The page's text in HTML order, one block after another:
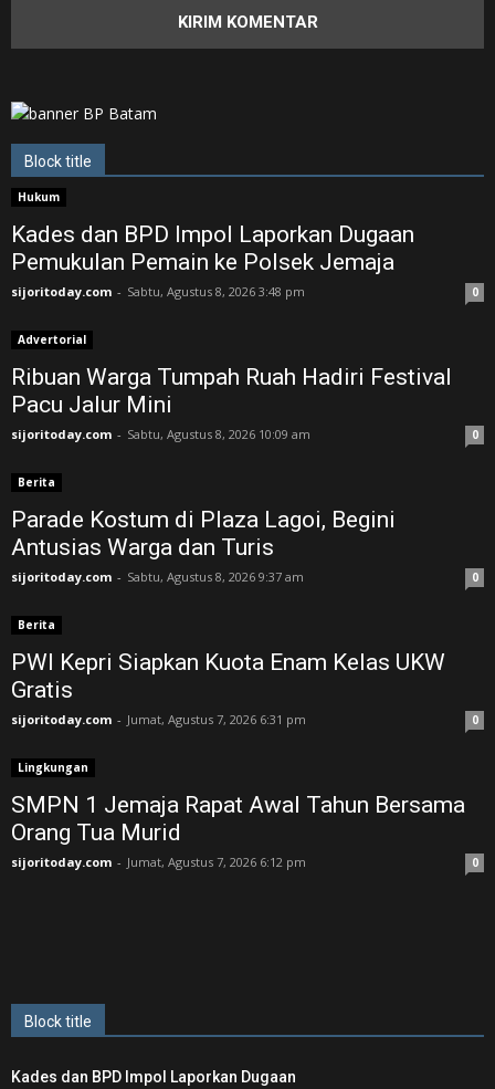
Block title
Hukum
Kades dan BPD Impol Laporkan Dugaan
Pemukulan Pemain ke Polsek Jemaja
sijoritoday.com - Sabtu, Agustus 8, 2026 3:48 pm 0
Advertorial
Ribuan Warga Tumpah Ruah Hadiri Festival
Pacu Jalur Mini
sijoritoday.com - Sabtu, Agustus 8, 2026 10:09 am 0
Berita
Parade Kostum di Plaza Lagoi, Begini
Antusias Warga dan Turis
sijoritoday.com - Sabtu, Agustus 8, 2026 9:37 am 0
Berita
PWI Kepri Siapkan Kuota Enam Kelas UKW
Gratis
sijoritoday.com - Jumat, Agustus 7, 2026 6:31 pm 0
Lingkungan
SMPN 1 Jemaja Rapat Awal Tahun Bersama
Orang Tua Murid ‎
sijoritoday.com - Jumat, Agustus 7, 2026 6:12 pm 0
Block title
Kades dan BPD Impol Laporkan Dugaan